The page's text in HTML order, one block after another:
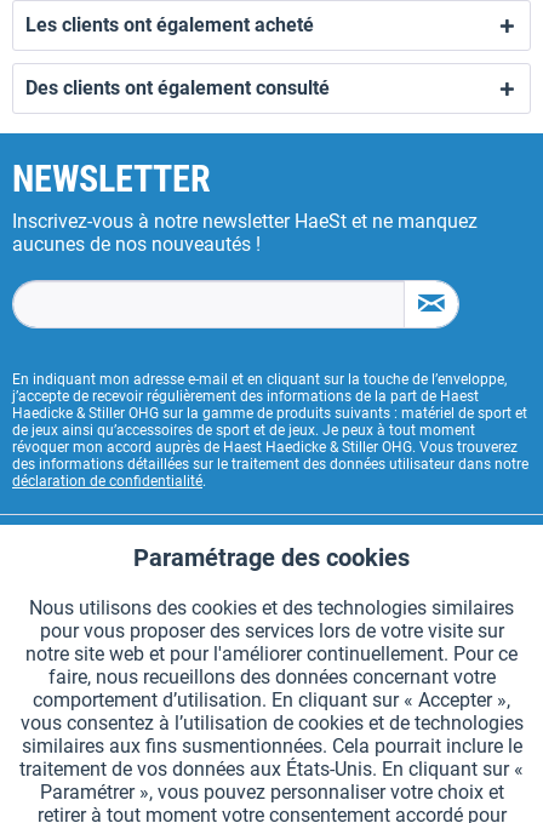
Les clients ont également acheté
Des clients ont également consulté
NEWSLETTER
Inscrivez-vous à notre newsletter HaeSt et ne manquez
aucunes de nos nouveautés !
En indiquant mon adresse e-mail et en cliquant sur la touche de l’enveloppe,
j’accepte de recevoir régulièrement des informations de la part de Haest
Haedicke & Stiller OHG sur la gamme de produits suivants : matériel de sport et
de jeux ainsi qu’accessoires de sport et de jeux. Je peux à tout moment
révoquer mon accord auprès de Haest Haedicke & Stiller OHG. Vous trouverez
des informations détaillées sur le traitement des données utilisateur dans notre
déclaration de confidentialité.
INFORMATIONS GÉNÉRALES
MODES DE PAIEMENT
*Tous les prix comprennent la TVA et sont indiqués horsfrais de port.
Paramètres des cookies Demander le catalogue
Fonctionnels Aktiv
Suivi Aktiv
Paramétrage des cookies
Nous utilisons des cookies et des technologies similaires
pour vous proposer des services lors de votre visite sur
notre site web et pour l'améliorer continuellement. Pour ce
faire, nous recueillons des données concernant votre
comportement d’utilisation. En cliquant sur « Accepter »,
vous consentez à l’utilisation de cookies et de technologies
similaires aux fins susmentionnées. Cela pourrait inclure le
traitement de vos données aux États-Unis. En cliquant sur «
Paramétrer », vous pouvez personnaliser votre choix et
retirer à tout moment votre consentement accordé pour